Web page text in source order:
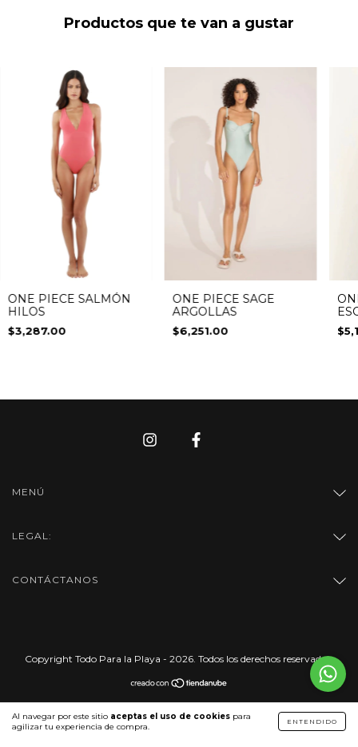
Al navegar por este sitio aceptas el uso de cookies para
agilizar tu experiencia de compra.
ENTENDIDO
Productos que te van a gustar
ONE PIECE SALMÓN
HILOS
$3,287.00
ONE PIECE SAGE
ARGOLLAS
$6,251.00
MENÚ
LEGAL:
CONTÁCTANOS
Copyright Todo Para la Playa - 2026. Todos los derechos reservados.